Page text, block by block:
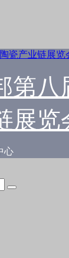
第八
展览
心